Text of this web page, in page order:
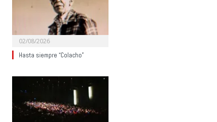
02/08/2026
Hasta siempre “Colacho”